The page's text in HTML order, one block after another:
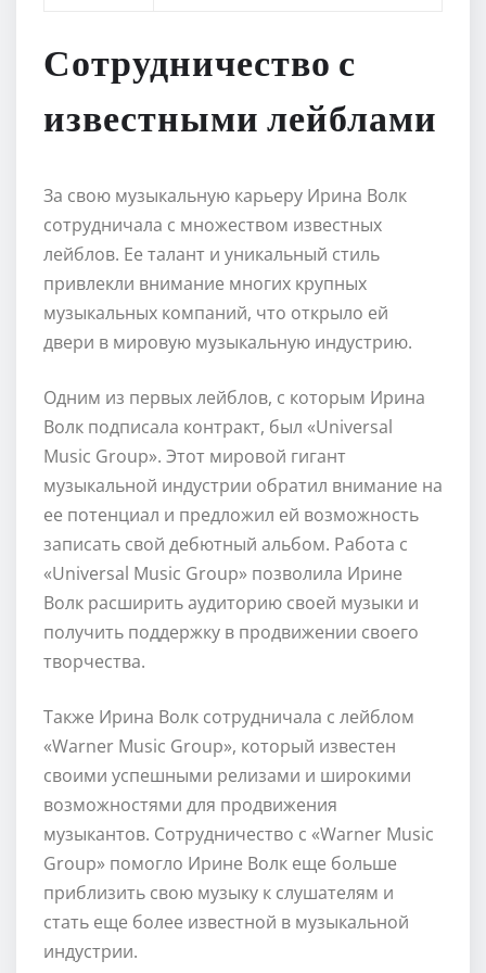
Сотрудничество с
известными лейблами
За свою музыкальную карьеру Ирина Волк
сотрудничала с множеством известных
лейблов. Ее талант и уникальный стиль
привлекли внимание многих крупных
музыкальных компаний, что открыло ей
двери в мировую музыкальную индустрию.
Одним из первых лейблов, с которым Ирина
Волк подписала контракт, был «Universal
Music Group». Этот мировой гигант
музыкальной индустрии обратил внимание на
ее потенциал и предложил ей возможность
записать свой дебютный альбом. Работа с
«Universal Music Group» позволила Ирине
Волк расширить аудиторию своей музыки и
получить поддержку в продвижении своего
творчества.
Также Ирина Волк сотрудничала с лейблом
«Warner Music Group», который известен
своими успешными релизами и широкими
возможностями для продвижения
музыкантов. Сотрудничество с «Warner Music
Group» помогло Ирине Волк еще больше
приблизить свою музыку к слушателям и
стать еще более известной в музыкальной
индустрии.